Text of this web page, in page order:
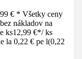
€ * Všetky ceny
nákladov na
ks12,99 €*/ ks
la 0,22 € pe l(0,22